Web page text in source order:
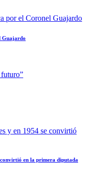
Guajardo
en la primera diputada